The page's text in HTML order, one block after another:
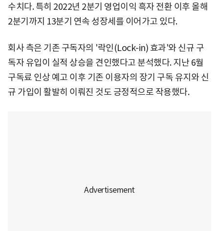
수치다. 특히 2022년 2분기 영업이익 흑자 전환 이후 올해
2분기까지 13분기 연속 성장세를 이어가고 있다.
회사 측은 기존 구독자의 '락인(Lock-in) 효과'와 신규 구
독자 유입이 실적 상승을 견인했다고 분석했다. 지난 6월
구독료 인상 예고 이후 기존 이용자의 장기 구독 유지와 신
규 가입이 활발히 이뤄진 것도 긍정적으로 작용했다.